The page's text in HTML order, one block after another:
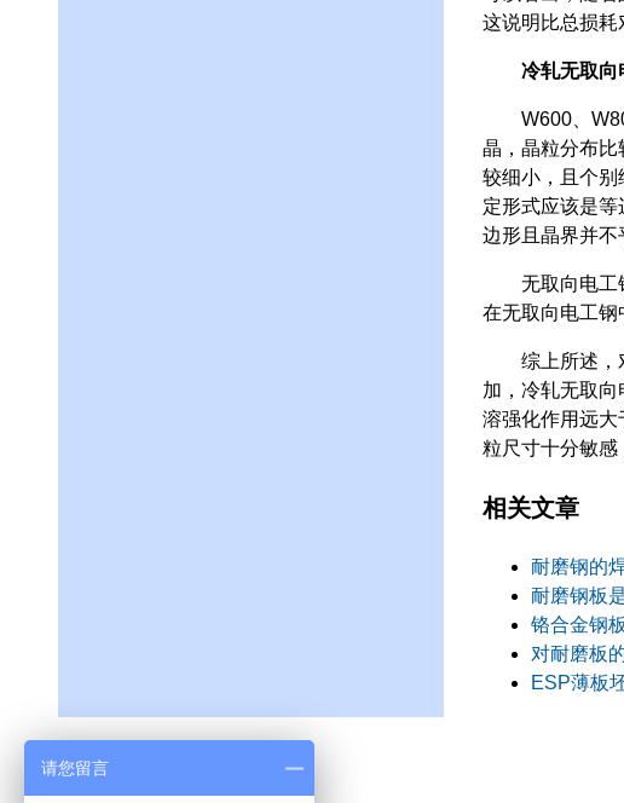
这说明比总损
冷轧无取向
W600、W800
晶，晶粒分布
较细小，且个
定形式应该是
边形且晶界并
无取向电工钢
在无取向电工
综上所述，对
加，冷轧无取
溶强化作用远
粒尺寸十分敏感
相关文章
耐磨钢的
耐磨钢板
铬合金钢
对耐磨板
ESP薄板
请您留言